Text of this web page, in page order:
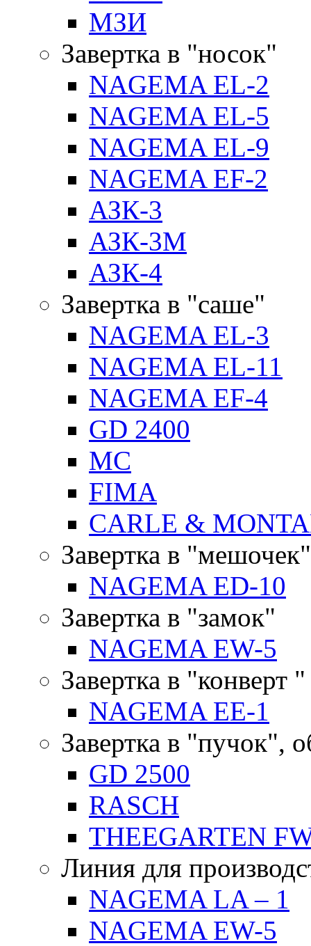
МЗИ
Завертка в "носок"
NAGEMA EL-2
NAGEMA EL-5
NAGEMA EL-9
NAGEMA EF-2
АЗК-3
АЗК-3М
АЗК-4
Завертка в "саше"
NAGEMA EL-3
NAGEMA EL-11
NAGEMA EF-4
GD 2400
MC
FIMA
CARLE &
Завертка в "мешочек"
NAGEMA ED-10
Завертка в "замок"
NAGEMA EW-5
Завертка в "конверт "
NAGEMA EE-1
Завертка в "пучок",
GD 2500
RASCH
THEEGARTEN
Линия для
NAGEMA LA – 1
NAGEMA EW-5